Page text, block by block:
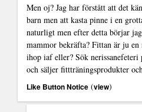
Men oj? Jag har förstått att det
barn men att kasta pinne i en
naturligt men efter detta börjar
mammor bekräfta? Fittan är ju en
ihop iaf eller? Sök nerissanefeteri
och säljer fittträningsprodukter
Like Button Notice (view)